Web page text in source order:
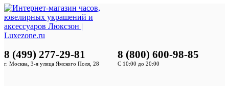
8 (499) 277-29-81
г. Москва, 3-я улица Ямского Поля, 28
8 (800) 600-98-85
С 10:00 до 20:00